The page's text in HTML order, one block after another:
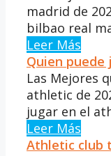
madrid de
bilbao real
Leer Más
Quien
Las Mejores
athletic de
jugar en el
Leer Más
Athletic club